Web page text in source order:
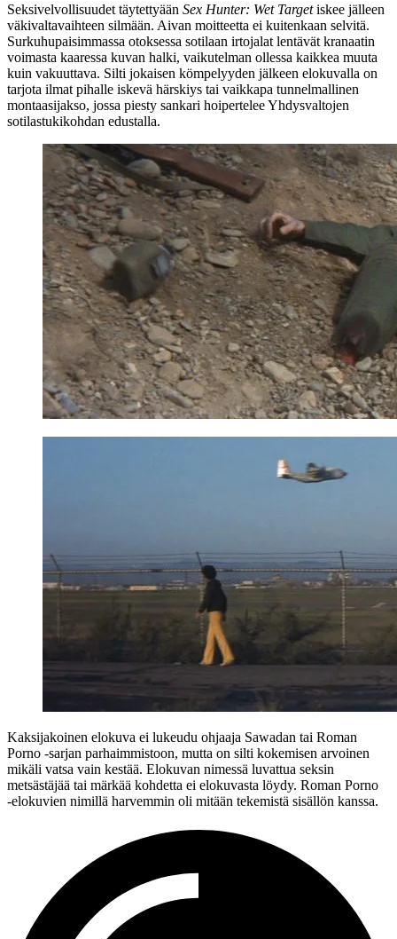
Seksivelvollisuudet täytettyään Sex Hunter: Wet Targetiskee jälleen
väkivaltavaihteen silmään. Aivan moitteetta ei kuitenkaan selvitä.
Surkuhupaisimmassa otoksessa sotilaan irtojalat lentävät kranaatin
voimasta kaaressa kuvan halki, vaikutelman ollessa kaikkea muuta
kuin vakuuttava. Silti jokaisen kömpelyyden jälkeen elokuvalla on
tarjota ilmat pihalle iskevä härskiys tai vaikkapa tunnelmallinen
montaasijakso, jossa piesty sankari hoipertelee Yhdysvaltojen
sotilastukikohdan edustalla.
Kaksijakoinen elokuva ei lukeudu ohjaaja Sawadan tai Roman
Porno ‑sarjan parhaimmistoon, mutta on silti kokemisen arvoinen
mikäli vatsa vain kestää. Elokuvan nimessä luvattua seksin
metsästäjää tai märkää kohdetta ei elokuvasta löydy. Roman Porno
‑elokuvien nimillä harvemmin oli mitään tekemistä sisällön kanssa.